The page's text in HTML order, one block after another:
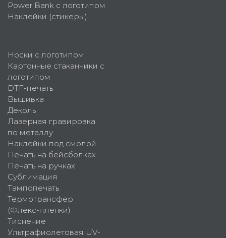
Power Bank с логотипом
Наклейки (стикеры)
Носки с логотипом
Картонные стаканчики с
логотипом
DTF-печать
Вышивка
Деколь
Лазерная гравировка
по металлу
Наклейки под смолой
Печать на бейсболках
Печать на ручках
Сублимация
Тампопечать
Термотрансфер
(Флекс-пленки)
Тиснение
Ультрафиолетовая UV-